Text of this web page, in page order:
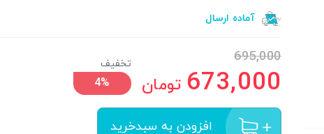
آماده ارسال
695,000
673,000 تومان
تخفیف
4%
افزودن به سبدخرید